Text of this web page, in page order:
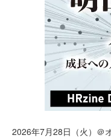
2026年7月28日（火）＠